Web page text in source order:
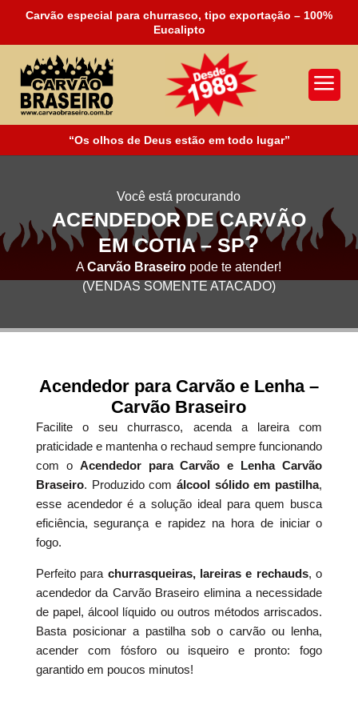
Carvão especial para churrasco, tipo exportação – 100%
Eucalipto
a
“Os olhos de Deus estão em todo lugar”
Você está procurando
ACENDEDOR DE CARVÃO
EM COTIA – SP?
ACarvão Braseiro pode te atender!
(VENDAS SOMENTE ATACADO)
Acendedor para Carvão e Lenha –
Carvão Braseiro
Facilite o seu churrasco, acenda a lareira com
praticidade e mantenha o rechaud sempre funcionando
com o Acendedor para Carvão e Lenha Carvão
Braseiro. Produzido com álcool sólido em pastilha,
esse acendedor é a solução ideal para quem busca
eficiência, segurança e rapidez na hora de iniciar o
fogo.
Perfeito para churrasqueiras, lareiras e rechauds, o
acendedor da Carvão Braseiro elimina a necessidade
de papel, álcool líquido ou outros métodos arriscados.
Basta posicionar a pastilha sob o carvão ou lenha,
acender com fósforo ou isqueiro e pronto: fogo
garantido em poucos minutos!